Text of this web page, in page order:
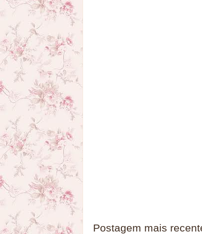
Postagem mais